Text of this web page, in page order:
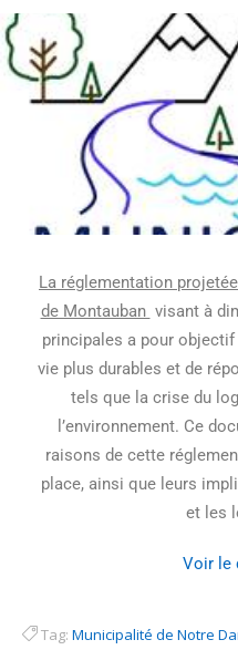
La réglementation
de Montauban visant à
principales a pour
vie plus durables et de
tels que la crise du
l’environnement. Ce
raisons de cette
place, ainsi que leurs
et les
Voir le
Tag: Municipalité de Notre